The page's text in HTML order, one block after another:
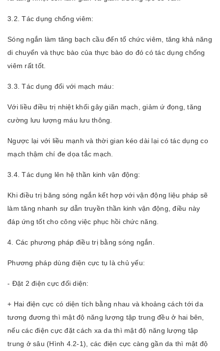
3.2. Tác dụng chống viêm:
Sóng ngắn làm tăng bạch cầu đến tổ chức viêm, tăng khả năng
di chuyển và thực bào của thực bào do đó có tác dụng chống
viêm rất tốt.
3.3. Tác dụng đối với mạch máu:
Với liều điều trị nhiệt khối gây giãn mạch, giảm ứ đọng, tăng
cường lưu lượng máu lưu thông.
Ngược lại với liều mạnh và thời gian kéo dài lại có tác dụng co
mạch thậm chí đe dọa tắc mạch.
3.4. Tác dụng lên hệ thần kinh vận động:
Khi điều trị băng sóng ngắn kết hợp với vận động liệu pháp sẽ
làm tăng nhanh sự dẫn truyền thần kinh vận động, điều này
đáp ứng tốt cho công việc phục hồi chức năng.
4. Các phương pháp điều trị bằng sóng ngắn.
Phương pháp dùng điện cực tụ là chủ yếu:
- Đặt 2 điện cực đối diện:
+ Hai điện cực có diện tích bằng nhau và khoảng cách tới da
tương đương thì mật độ năng lượng tập trung đều ở hai bên,
nếu các điện cực đặt cách xa da thì mật độ năng lượng tập
trung ở sâu (Hình 4.2-1), các điện cực càng gần da thì mật độ